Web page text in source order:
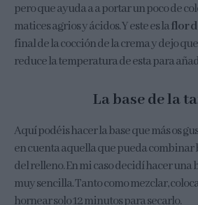
pero que ayuda a a portar un poco de
matices agrios y ácidos. Y este es laflor
final de la cocción de la crema y dejo
reduce la temperatura de esta para
La base de la
Aquí podéis hacer la base que más os
en cuenta aquella que pueda combinar
del relleno. En mi caso decidí hacer una
muy sencilla. Tanto como mezclar,
hornear solo 12 minutos para secarlo.